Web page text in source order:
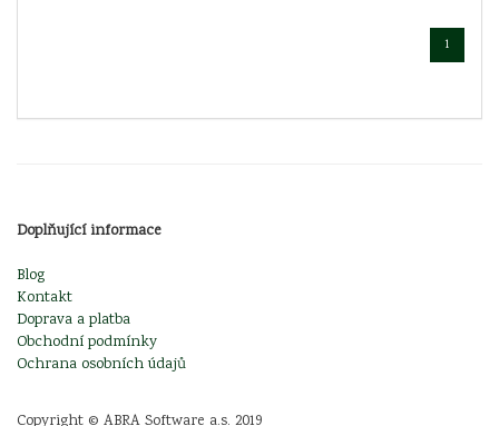
1
Doplňující informace
Blog
Kontakt
Doprava a platba
Obchodní podmínky
Ochrana osobních údajů
Copyright © ABRA Software a.s. 2019